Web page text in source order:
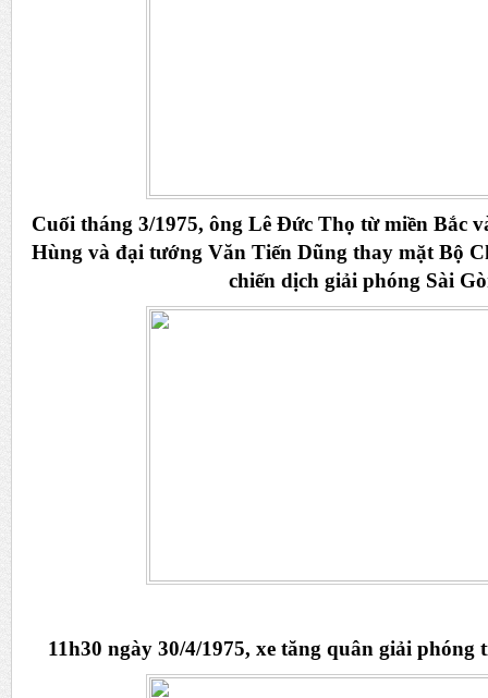
Cuối tháng 3/1975, ông Lê Đức Thọ từ miền Bắc
Hùng và đại tướng Văn Tiến Dũng thay mặt Bộ
chiến dịch giải phóng Sài
11h30 ngày 30/4/1975, xe tăng quân giải